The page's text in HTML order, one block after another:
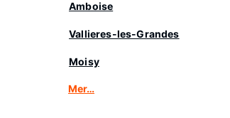
Amboise
Vallieres-les-Grandes
Moisy
Mer…